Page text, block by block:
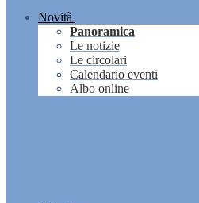
Novità
Panoramica
Le notizie
Le circolari
Calendario eventi
Albo online